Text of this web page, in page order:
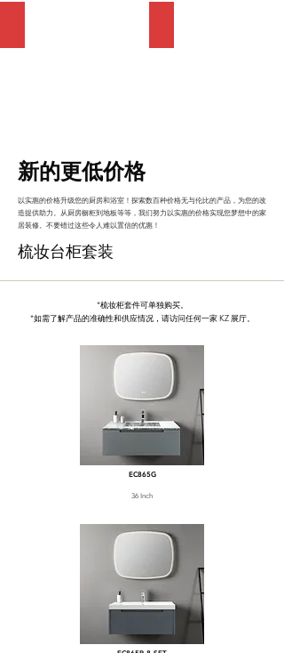
新的更低价格
以实惠的价格升级您的厨房和浴室！探索数百种价格无与伦比的产品，为您的改
造提供助力。从厨房橱柜到地板等等，我们努力以实惠的价格实现您梦想中的家
居装修。不要错过这些令人难以置信的优惠！
梳妆台柜套装
*梳妆柜套件可单独购买。
*如需了解产品的准确性和供应情况，请访问任何一家 KZ 展厅。
EC865G
36 Inch